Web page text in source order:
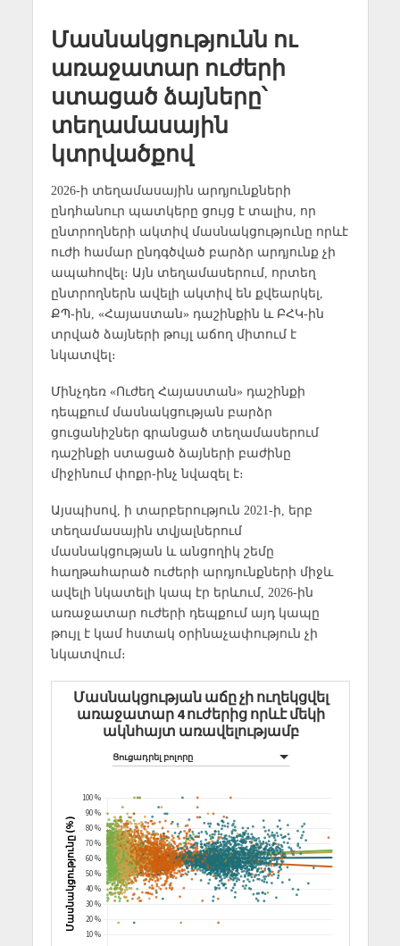
Մասնակցությունն ու
առաջատար ուժերի
ստացած ձայները՝
տեղամասային
կտրվածքով
2026-ի տեղամասային արդյունքների
ընդհանուր պատկերը ցույց է տալիս, որ
ընտրողների ակտիվ մասնակցությունը որևէ
ուժի համար ընդգծված բարձր արդյունք չի
ապահովել։ Այն տեղամասերում, որտեղ
ընտրողներն ավելի ակտիվ են քվեարկել,
ՔՊ-ին, «Հայաստան» դաշինքին և ԲՀԿ-ին
տրված ձայների թույլ աճող միտում է
նկատվել։
Մինչդեռ «Ուժեղ Հայաստան» դաշինքի
դեպքում մասնակցության բարձր
ցուցանիշներ գրանցած տեղամասերում
դաշինքի ստացած ձայների բաժինը
միջինում փոքր-ինչ նվազել է։
Այսպիսով, ի տարբերություն 2021-ի, երբ
տեղամասային տվյալներում
մասնակցության և անցողիկ շեմը
հաղթահարած ուժերի արդյունքների միջև
ավելի նկատելի կապ էր երևում, 2026-ին
առաջատար ուժերի դեպքում այդ կապը
թույլ է կամ հստակ օրինաչափություն չի
նկատվում։